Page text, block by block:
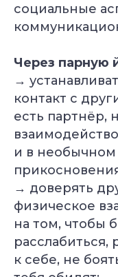
социальные
Через парную
→
контакт с
есть партнёр,
и в
→ доверять
физическое
на том, чтобы
расслабиться,
к себе, не